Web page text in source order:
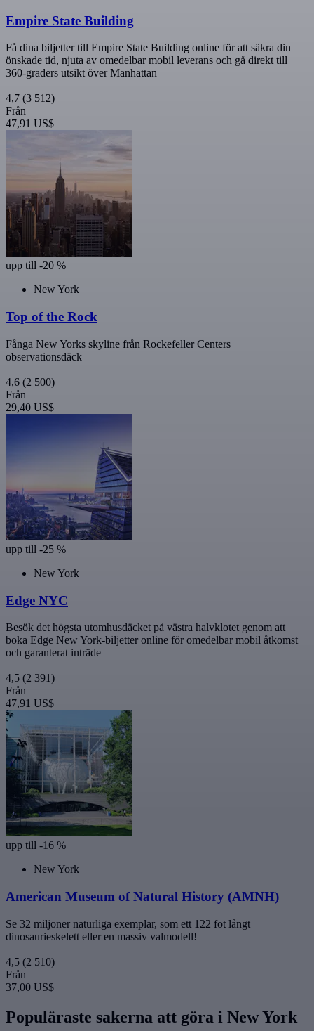
Empire State Building
Få dina biljetter till Empire State Building online för att säkra din
önskade tid, njuta av omedelbar mobil leverans och gå direkt till
360-graders utsikt över Manhattan
4,7 (3 512)
Från
47,91 US$
upp till -20 %
New York
Top of the Rock
Fånga New Yorks skyline från Rockefeller Centers
observationsdäck
4,6 (2 500)
Från
29,40 US$
upp till -25 %
New York
Edge NYC
Besök det högsta utomhusdäcket på västra halvklotet genom att
boka Edge New York-biljetter online för omedelbar mobil åtkomst
och garanterat inträde
4,5 (2 391)
Från
47,91 US$
upp till -16 %
New York
American Museum of Natural History (AMNH)
Se 32 miljoner naturliga exemplar, som ett 122 fot långt
dinosaurieskelett eller en massiv valmodell!
4,5 (2 510)
Från
37,00 US$
Populäraste sakerna att göra i New York